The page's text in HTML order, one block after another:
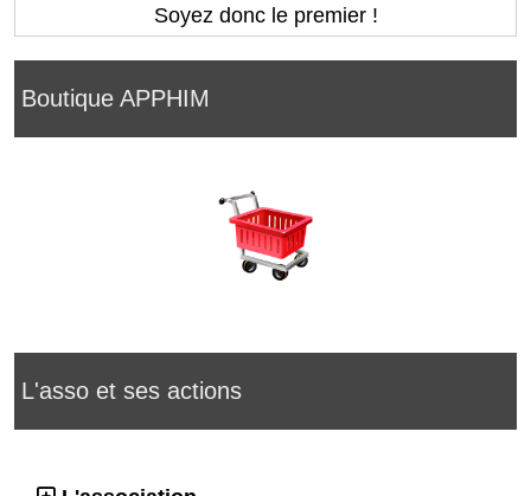
Boutique APPHIM
L'asso et ses actions
Soyez donc le premier !